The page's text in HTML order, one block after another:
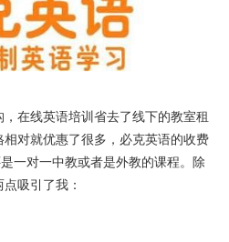
在线英语培训省去了线下的教室租
对就优惠了很多，必克英语的收费
一对一中教或者是外教的课程。除
吸引了我：